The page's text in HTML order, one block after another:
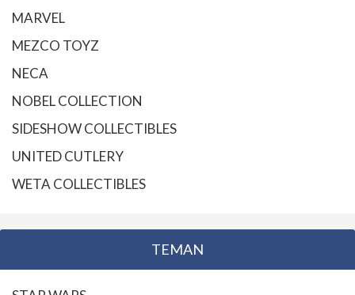
MARVEL
MEZCO TOYZ
NECA
NOBEL COLLECTION
SIDESHOW COLLECTIBLES
UNITED CUTLERY
WETA COLLECTIBLES
TEMAN